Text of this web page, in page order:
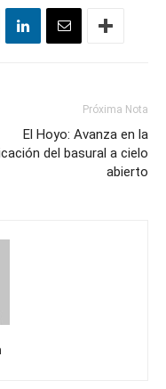
Próxima Nota
El Hoyo: Avanza en la
del basural a cielo
abierto